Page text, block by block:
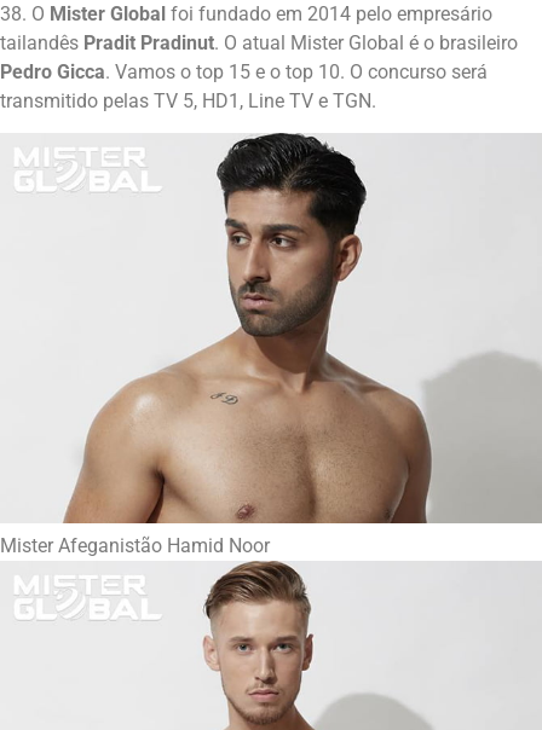
38. O Mister Global foi fundado em 2014 pelo empresário
tailandês Pradit Pradinut. O atual Mister Global é o brasileiro
Pedro Gicca. Vamos o top 15 e o top 10. O concurso será
transmitido pelas TV 5, HD1, Line TV e TGN.
Mister Afeganistão Hamid Noor